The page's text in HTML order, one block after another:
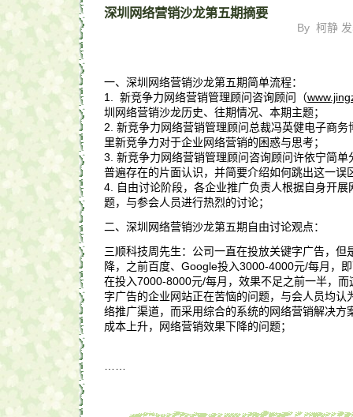
深圳网络营销沙龙第五期摘要
By 柯静
一、深圳网络营销沙龙第五期简单流程：
1. 新竞争力网络营销管理顾问咨询顾问（
圳网络营销沙龙历史、往期情况、本期主题；
2. 新竞争力网络营销管理顾问总裁冯英健电子商
里新竞争力对于企业网络营销的困惑与思考；
3. 新竞争力网络营销管理顾问咨询顾问许依宁简单
普遍存在的片面认识，并简要介绍如何跳出这一误
4. 自由讨论阶段，各企业推广负责人根据自身开展
题，与参会人员进行热烈的讨论；
二、深圳网络营销沙龙第五期自由讨论观点：
三顺科技周先生：公司一直在投放关键字广告，但
降，之前百度、Google投入3000-4000元/每月，
在投入7000-8000元/每月，效果不足之前一半，
字广告的企业网站正在苦恼的问题，与会人员均认
络推广渠道，而采用综合的系统的网络营销解决方
成本上升，网络营销效果下降的问题；